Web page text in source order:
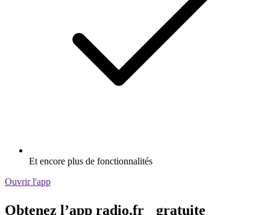
Et encore plus de fonctionnalités
Ouvrir l'app
Obtenez l’app radio.fr gratuite